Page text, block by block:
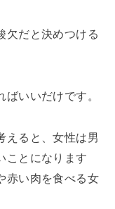
欠だと決めつける
いいだけです。
えると、女性は男
ことになります
赤い肉を食べる女